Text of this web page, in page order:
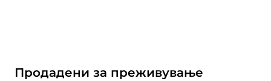
Продадени за преживување